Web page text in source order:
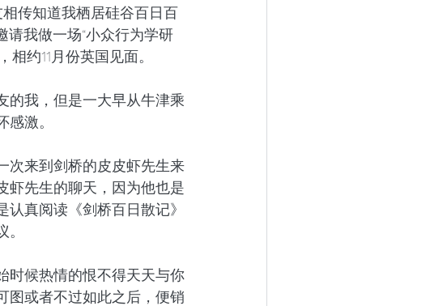
传知道我栖居硅谷百日百
我做一场“小众行为学研
约11月份英国见面。
的我，但是一大早从牛津乘
激。
次来到剑桥的皮皮虾先生来
虾先生的聊天，因为他也是
真阅读《剑桥百日散记》
时候热情的恨不得天天与你
图或者不过如此之后，便销